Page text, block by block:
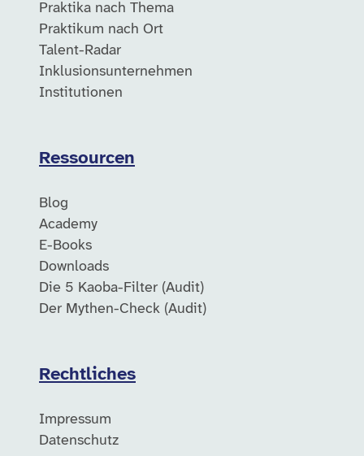
Praktika nach Thema
Praktikum nach Ort
Talent-Radar
Inklusionsunternehmen
Institutionen
Ressourcen
Blog
Academy
E-Books
Downloads
Die 5 Kaoba-Filter (Audit)
Der Mythen-Check (Audit)
Rechtliches
Impressum
Datenschutz